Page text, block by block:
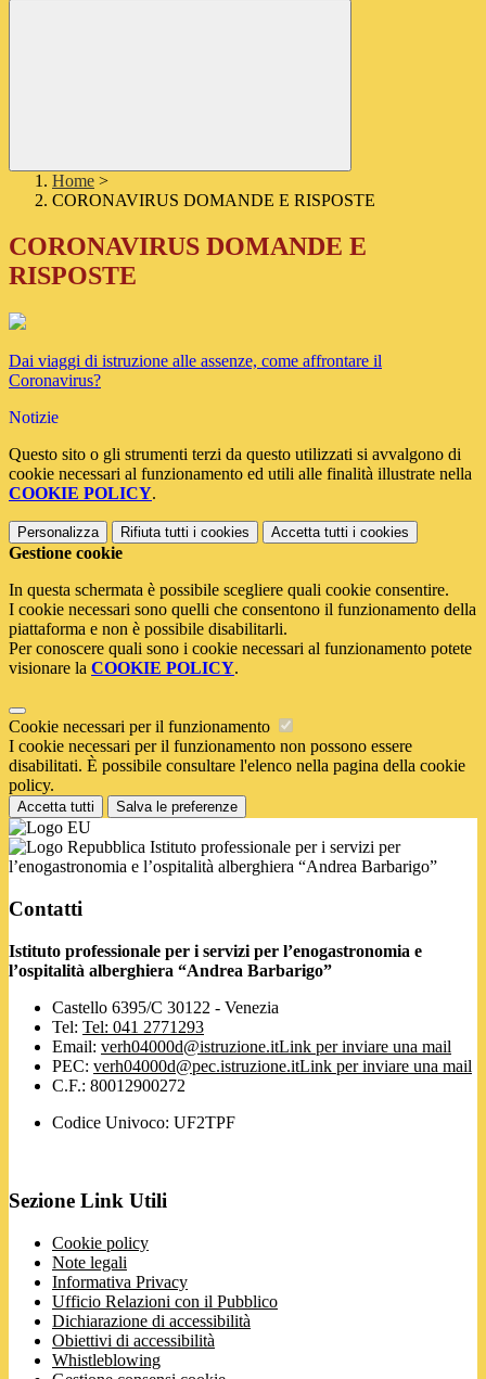
Home >
CORONAVIRUS DOMANDE E RISPOSTE
CORONAVIRUS DOMANDE E
RISPOSTE
Dai viaggi di istruzione alle assenze, come affrontare il
Coronavirus?
Notizie
Questo sito o gli strumenti terzi da questo utilizzati si avvalgono di
cookie necessari al funzionamento ed utili alle finalità illustrate nella
COOKIE POLICY.
Personalizza Rifiuta tutti i cookies Accetta tutti i cookies
Gestione cookie
In questa schermata è possibile scegliere quali cookie consentire.
I cookie necessari sono quelli che consentono il funzionamento della
piattaforma e non è possibile disabilitarli.
Per conoscere quali sono i cookie necessari al funzionamento potete
visionare la COOKIE POLICY.
Cookie necessari per il funzionamento
I cookie necessari per il funzionamento non possono essere
disabilitati. È possibile consultare l'elenco nella pagina della cookie
policy.
Accetta tutti Salva le preferenze
Istituto professionale per i servizi per
l’enogastronomia e l’ospitalità alberghiera “Andrea Barbarigo”
Contatti
Istituto professionale per i servizi per l’enogastronomia e
l’ospitalità alberghiera “Andrea Barbarigo”
Castello 6395/C 30122 - Venezia
Tel: Tel: 041 2771293
Email: verh04000d@istruzione.itLink per inviare una mail
PEC: verh04000d@pec.istruzione.itLink per inviare una mail
C.F.: 80012900272
Codice Univoco: UF2TPF
Sezione Link Utili
Cookie policy
Note legali
Informativa Privacy
Ufficio Relazioni con il Pubblico
Dichiarazione di accessibilità
Obiettivi di accessibilità
Whistleblowing